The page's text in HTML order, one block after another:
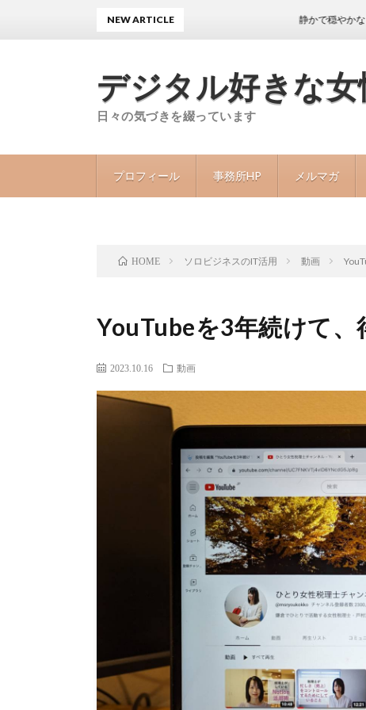
デジタル好きな
日々の気づきを綴っています
プロフィール 事務所HP メルマガ
NEW ARTICLE 静かで穏やかな日々が
HOME ソロビジネスのIT活用 動画
YouTubeを3年続けて、
2023.10.16 動画